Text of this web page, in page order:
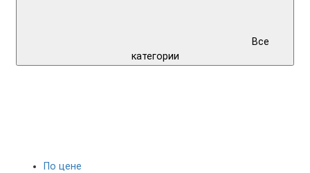
Все
категории
По цене